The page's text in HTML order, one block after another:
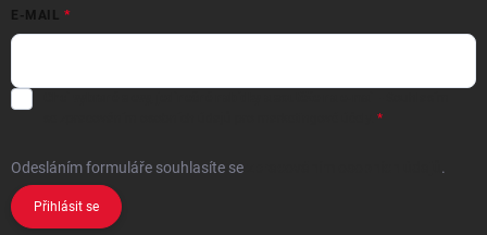
E-MAIL
Odesláním formuláře souhlasíte se .
Přihlásit se